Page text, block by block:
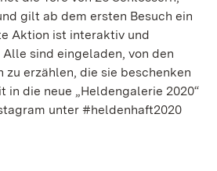
gilt ab dem ersten Besuch ein
Aktion ist interaktiv und
sind eingeladen, von den
zu erzählen, die sie beschenken
in die neue „Heldengalerie 2020“
unter #heldenhaft2020